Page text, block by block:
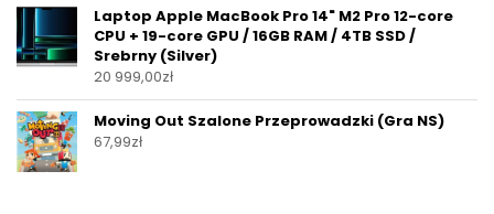
Laptop Apple MacBook Pro 14" M2 Pro 12-core
CPU + 19-core GPU / 16GB RAM / 4TB SSD /
Srebrny (Silver)
20 999,00zł
Moving Out Szalone Przeprowadzki (Gra NS)
67,99zł